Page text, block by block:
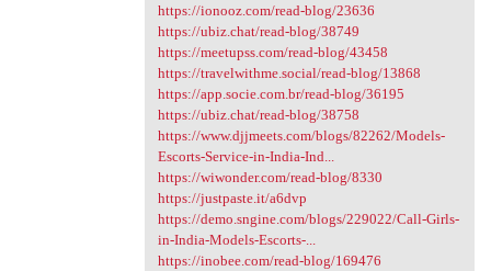
https://ionooz.com/read-blog/23636
https://ubiz.chat/read-blog/38749
https://meetupss.com/read-blog/43458
https://travelwithme.social/read-blog/13868
https://app.socie.com.br/read-blog/36195
https://ubiz.chat/read-blog/38758
https://www.djjmeets.com/blogs/82262/Models-
Escorts-Service-in-India-Ind...
https://wiwonder.com/read-blog/8330
https://justpaste.it/a6dvp
https://demo.sngine.com/blogs/229022/Call-Girls-
in-India-Models-Escorts-...
https://inobee.com/read-blog/169476